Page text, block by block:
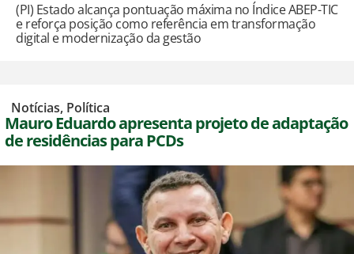
(PI) Estado alcança pontuação máxima no Índice ABEP-TIC
e reforça posição como referência em transformação
digital e modernização da gestão
Notícias, Política
Mauro Eduardo apresenta projeto de adaptação
de residências para PCDs